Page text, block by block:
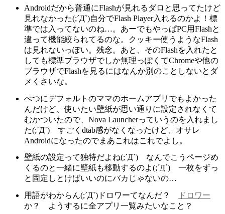
Androidだから普通にFlashが見れるダロと思ってたけど
見れなかった(;´Д`)自分でFlash Player入れるのかよ！標
準では入ってないのね…。あーでもやっぱPC用Flashと
違って機能絞られてるのな。クッキー使うようなFlash
は見れないっぽい。残念。あと、そのFlashを入れたと
しても標準ブラウザでしか無理っぽくてChromeや他の
ブラウザでFlashを見るにはなんか別のことしないとダ
メくさいな。
べつにデフォルトのママのホームアプリでもよかった
んだけど、使いたい壁紙が思い通りに設定されなくて
むかついたので、Nova Launcherっていうのを入れまし
た(;´Д`) すごくdtab感がなくなったけど、オサレ
Androidになったのでまあこれはこれでよし。
壁紙の設定って独特だよね(;´Д`) なんでこうページめ
くるのと一緒に壁紙も移動するのよ(;´Д`) 一枚をずっ
と固定しとけばいいのにバカじゃないの…
用語がわからん(;´Д`)ドロワーてなんだ？
ドロワー
か？ ようするに全アプリ一覧みたいなこと？